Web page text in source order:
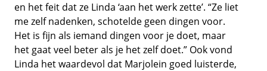
en het feit dat ze Linda ‘aan het werk zette’. “Ze liet
me zelf nadenken, schotelde geen dingen voor.
Het is fijn als iemand dingen voor je doet, maar
het gaat veel beter als je het zelf doet.” Ook vond
Linda het waardevol dat Marjolein goed luisterde,